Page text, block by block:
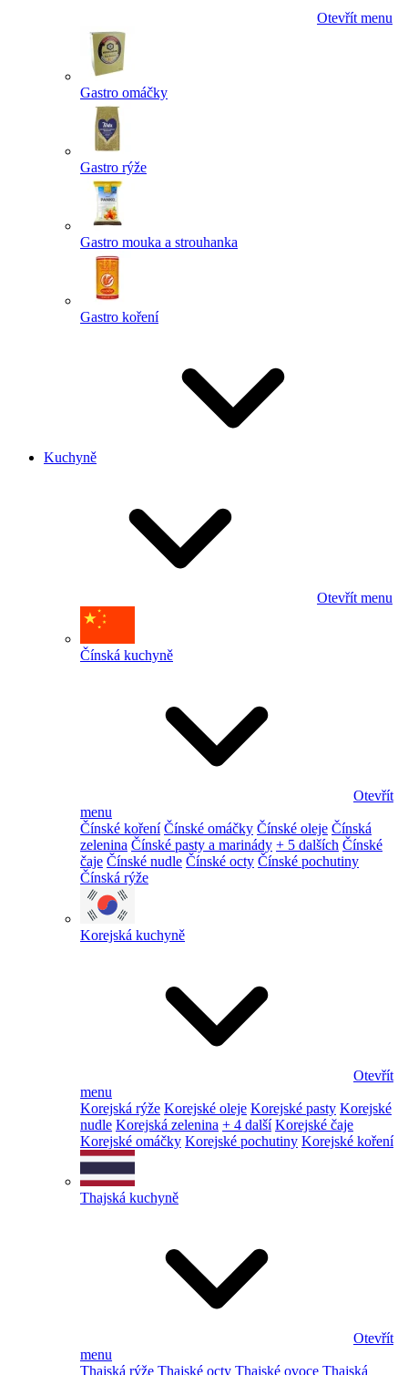
Otevřít menu
Gastro omáčky
Gastro rýže
Gastro mouka a strouhanka
Gastro koření
Kuchyně
Otevřít menu
Čínská kuchyně
Otevřít
menu
Čínské koření Čínské omáčky Čínské oleje Čínská
zelenina Čínské pasty a marinády + 5 dalších Čínské
čaje Čínské nudle Čínské octy Čínské pochutiny
Čínská rýže
Korejská kuchyně
Otevřít
menu
Korejská rýže Korejské oleje Korejské pasty Korejské
nudle Korejská zelenina + 4 další Korejské čaje
Korejské omáčky Korejské pochutiny Korejské koření
Thajská kuchyně
Otevřít
menu
Thajská rýže Thajské octy Thajské ovoce Thajská